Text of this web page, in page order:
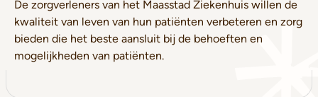
De zorgverleners van het Maasstad Ziekenhuis willen de
kwaliteit van leven van hun patiënten verbeteren en zorg
bieden die het beste aansluit bij de behoeften en
mogelijkheden van patiënten.